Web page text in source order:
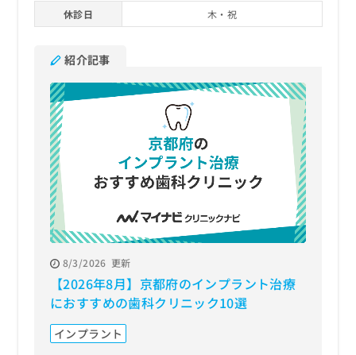
休診日 木・祝
紹介記事
8/3/2026 更新
【2026年8月】京都府のインプラント治療
におすすめの歯科クリニック10選
インプラント